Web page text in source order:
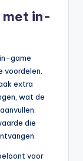
in-
game
extra
wat de
die
voor